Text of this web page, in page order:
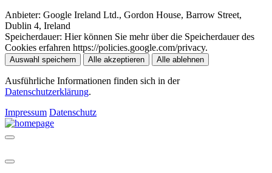
Anbieter: Google Ireland Ltd., Gordon House, Barrow Street,
Dublin 4, Ireland
Speicherdauer: Hier können Sie mehr über die Speicherdauer des
Cookies erfahren https://policies.google.com/privacy.
Auswahl speichern Alle akzeptieren Alle ablehnen
Ausführliche Informationen finden sich in der
Datenschutzerklärung.
Impressum Datenschutz